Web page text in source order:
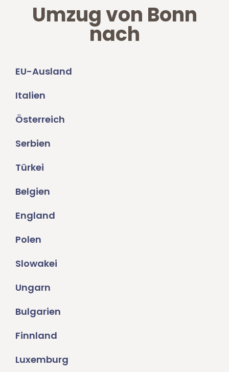
Umzug von Bonn
nach
EU-Ausland
Italien
Österreich
Serbien
Türkei
Belgien
England
Polen
Slowakei
Ungarn
Bulgarien
Finnland
Luxemburg